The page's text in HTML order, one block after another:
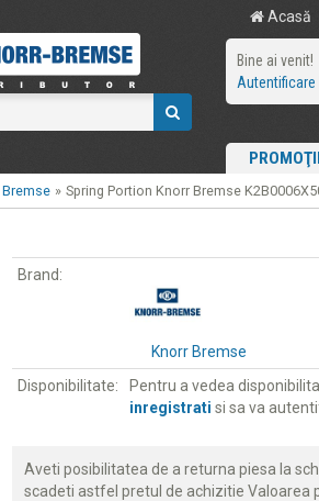
Acasă
Bine ai venit!
Autentificare
» Spring Portion Knorr Bremse
Brand:
Knorr Bremse
Disponibilitate:
Pentru a vedea
inregistrati si sa va
Aveti posibilitatea de a returna piesa la
scadeti astfel pretul de achizitie Valoarea